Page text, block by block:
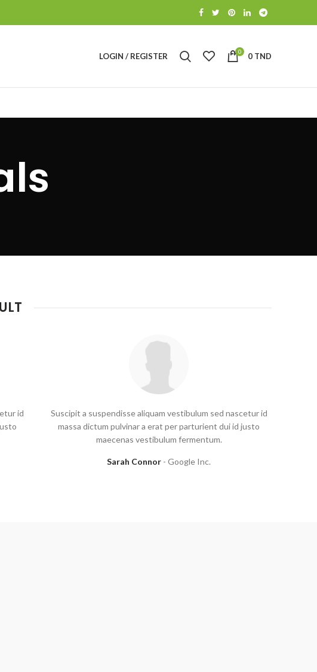
LOGIN / REGISTER 0 0 TND
id
Suscipit a suspendisse aliquam vestibulum sed nascetur id
massa dictum pulvinar a erat per parturient dui id justo
maecenas vestibulum fermentum.
Sarah Connor Google Inc.